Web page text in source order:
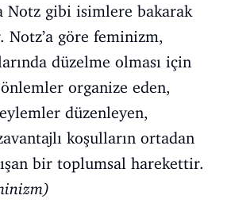
Notz gibi isimlere bakarak
Notz’a göre feminizm,
düzelme olması için
organize eden,
düzenleyen,
koşulların ortadan
bir toplumsal harekettir.